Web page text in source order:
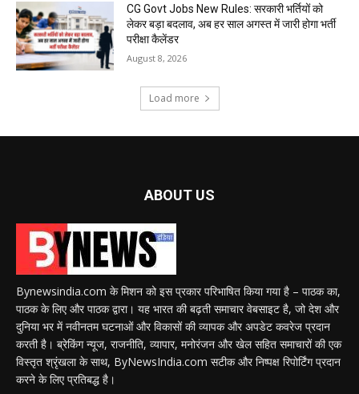
CG Govt Jobs New Rules: सरकारी भर्तियों को
लेकर बड़ा बदलाव, अब हर साल अगस्त में जारी होगा भर्ती
परीक्षा कैलेंडर
August 8, 2026
Load more
ABOUT US
Bynewsindia.com के मिशन को इस प्रकार परिभाषित किया गया है – पाठक का,
पाठक के लिए और पाठक द्वारा। यह भारत की बढ़ती समाचार वेबसाइट है, जो देश और
दुनिया भर में नवीनतम घटनाओं और विकासों की व्यापक और अपडेट कवरेज प्रदान
करती है। ब्रेकिंग न्यूज, राजनीति, व्यापार, मनोरंजन और खेल सहित समाचारों की एक
विस्तृत श्रृंखला के साथ, ByNewsIndia.com सटीक और निष्पक्ष रिपोर्टिंग प्रदान
करने के लिए प्रतिबद्ध है।